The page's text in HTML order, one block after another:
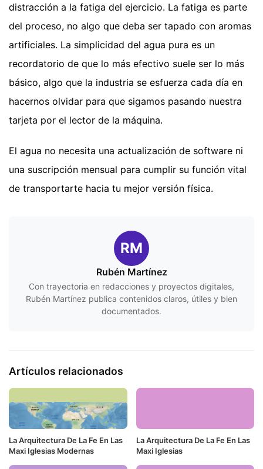
distracción a la fatiga del ejercicio. La fatiga es parte
del proceso, no algo que deba ser tapado con aromas
artificiales. La simplicidad del agua pura es un
recordatorio de que lo más efectivo suele ser lo más
básico, algo que la industria se esfuerza cada día en
hacernos olvidar para que sigamos pasando nuestra
tarjeta por el lector de la máquina.
El agua no necesita una actualización de software ni
una suscripción mensual para cumplir su función vital
de transportarte hacia tu mejor versión física.
RM
Rubén Martínez
Con trayectoria en redacciones y proyectos digitales,
Rubén Martínez publica contenidos claros, útiles y bien
documentados.
Artículos relacionados
La Arquitectura De La Fe En Las
Maxi Iglesias Modernas
La Arquitectura De La Fe En Las
Maxi Iglesias